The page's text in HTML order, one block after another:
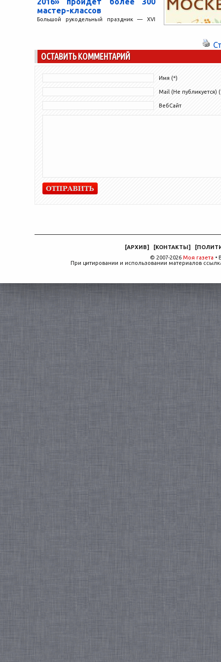
мастер-классов
Большой рукодельный праздник — XVI
ОСТАВИТЬ КОММЕНТАРИЙ
Имя (*)
Mail (Не публикуется)
ВебСайт
[АРХИВ] [КОНТАКТЫ] [
© 2007-2026 Моя газета •
При цитировании и использовании материалов